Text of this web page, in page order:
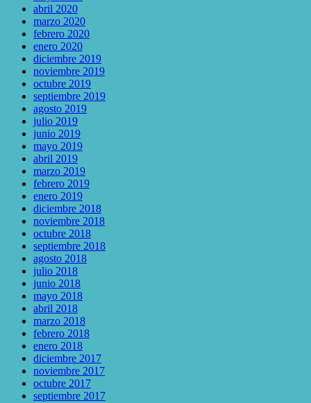
abril 2020
marzo 2020
febrero 2020
enero 2020
diciembre 2019
noviembre 2019
octubre 2019
septiembre 2019
agosto 2019
julio 2019
junio 2019
mayo 2019
abril 2019
marzo 2019
febrero 2019
enero 2019
diciembre 2018
noviembre 2018
octubre 2018
septiembre 2018
agosto 2018
julio 2018
junio 2018
mayo 2018
abril 2018
marzo 2018
febrero 2018
enero 2018
diciembre 2017
noviembre 2017
octubre 2017
septiembre 2017